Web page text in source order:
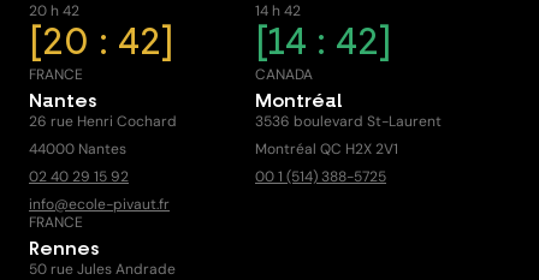
20 h 42
20 : 42
14 h 42
14 : 42
FRANCE
Nantes
26 rue Henri Cochard
44000 Nantes
02 40 29 15 92
info@ecole-pivaut.fr
FRANCE
Rennes
50 rue Jules Andrade
CANADA
Montréal
3536 boulevard St-Laurent
Montréal QC H2X 2V1
00 1 (514) 388-5725